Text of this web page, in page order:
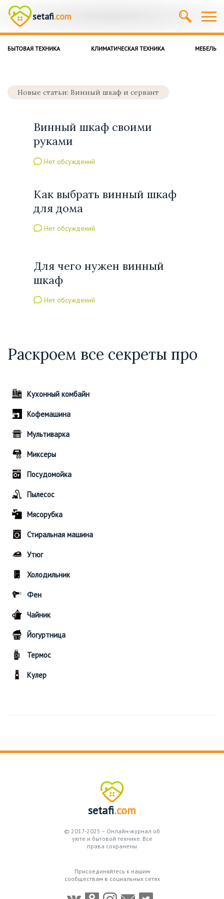
setafi.com
БЫТОВАЯ ТЕХНИКА КЛИМАТИЧЕСКАЯ ТЕХНИКА МЕБЕЛЬ
Новые статьи: Винный шкаф и сервант
Винный шкаф своими
руками
Нет обсуждений
Как выбрать винный шкаф
для дома
Нет обсуждений
Для чего нужен винный
шкаф
Нет обсуждений
Раскроем все секреты про
Кухонный комбайн
Кофемашина
Мультиварка
Миксеры
Посудомойка
Пылесос
Мясорубка
Стиральная машина
Утюг
Холодильник
Фен
Чайник
Йогуртница
Термос
Кулер
setafi.com
© 2017-2025 – Онлайн-журнал об
уюте и бытовой технике. Все
права сохранены
Присоединяйтесь к нашим
сообществам в социальных сетях